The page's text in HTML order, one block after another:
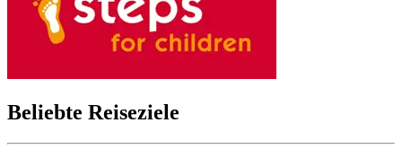
Beliebte Reiseziele